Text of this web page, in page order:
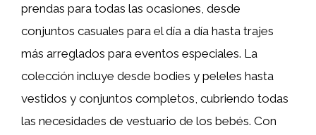
prendas para todas las ocasiones, desde
conjuntos casuales para el día a día hasta trajes
más arreglados para eventos especiales. La
colección incluye desde bodies y peleles hasta
vestidos y conjuntos completos, cubriendo todas
las necesidades de vestuario de los bebés. Con